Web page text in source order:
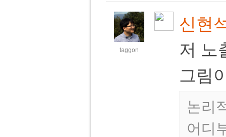
taggon
신현
저 노
그림
논리
어디